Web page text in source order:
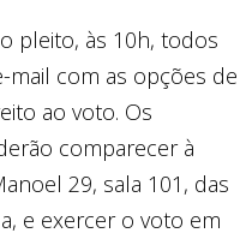
pleito, às 10h, todos
mail com as opções de
ao voto. Os
comparecer à
29, sala 101, das
e exercer o voto em